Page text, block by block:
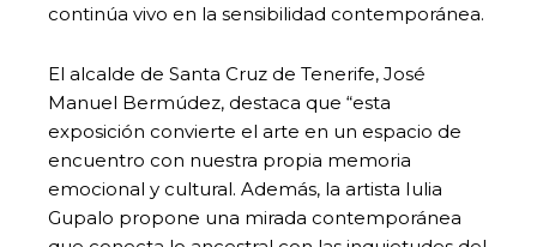
continúa vivo en la sensibilidad contemporánea.
El alcalde de Santa Cruz de Tenerife, José
Manuel Bermúdez, destaca que “esta
exposición convierte el arte en un espacio de
encuentro con nuestra propia memoria
emocional y cultural. Además, la artista Iulia
Gupalo propone una mirada contemporánea